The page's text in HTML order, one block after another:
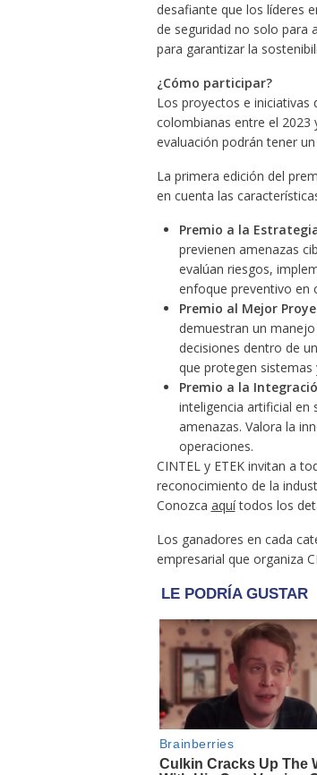
desafiante que los líderes
de seguridad no solo para
para garantizar la
¿Cómo participar?
Los proyectos e iniciativas
colombianas entre el 2023
evaluación podrán tener
La primera edición del
en cuenta las
Premio a la
previenen amenazas
evalúan riesgos,
enfoque preventivo en
Premio al Mejor
demuestran un
decisiones dentro de
que protegen
Premio a la
inteligencia artificial en
amenazas. Valora la
operaciones.
CINTEL y ETEK invitan a
reconocimiento de la
Conozca aquítodos los
Los ganadores en cada
empresarial que organiza